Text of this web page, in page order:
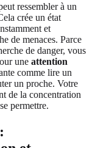
ressembler à un
crée un état
et
de menaces. Parce
de danger, vous
une attention
comme lire un
un proche. Votre
de la concentration
permettre.